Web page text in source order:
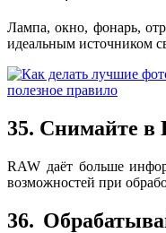
Лампа, окно, фонарь,
идеальным источником
35. Снимайте в
RAW даёт больше
возможностей при
36.